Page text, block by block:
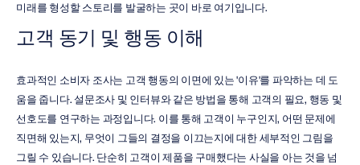
미래를 형성할 스토리를 발굴하는 곳이 바로 여기입니다.
고객 동기 및 행동 이해
효과적인 소비자 조사는 고객 행동의 이면에 있는 '이유'를 파악하는 데 도
움을 줍니다. 설문조사 및 인터뷰와 같은 방법을 통해 고객의 필요, 행동 및
선호도를 연구하는 과정입니다. 이를 통해 고객이 누구인지, 어떤 문제에
직면해 있는지, 무엇이 그들의 결정을 이끄는지에 대한 세부적인 그림을
그릴 수 있습니다. 단순히 고객이 제품을 구매했다는 사실을 아는 것을 넘